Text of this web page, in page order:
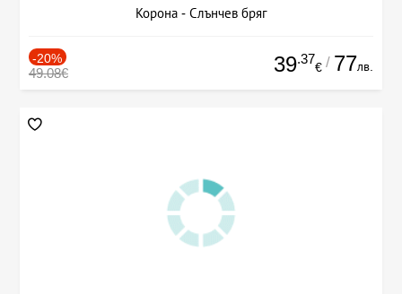
Корона - Слънчев бряг
-20%
49.08€ 39.37
€ / 77лв.